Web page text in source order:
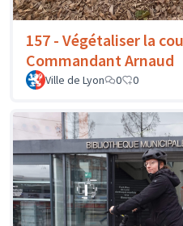
157 - Végétaliser la
Commandant Arnaud
Ville de Lyon 0 0